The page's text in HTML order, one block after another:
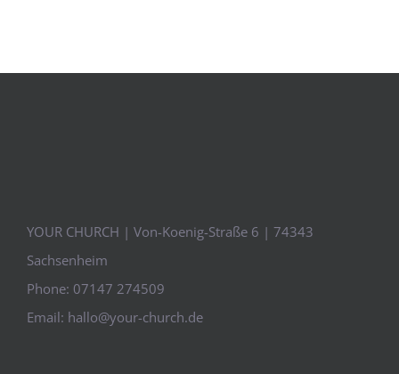
YOUR CHURCH | Von-Koenig-Straße 6 | 74343
Sachsenheim
Phone: 07147 274509
Email: hallo@your-church.de